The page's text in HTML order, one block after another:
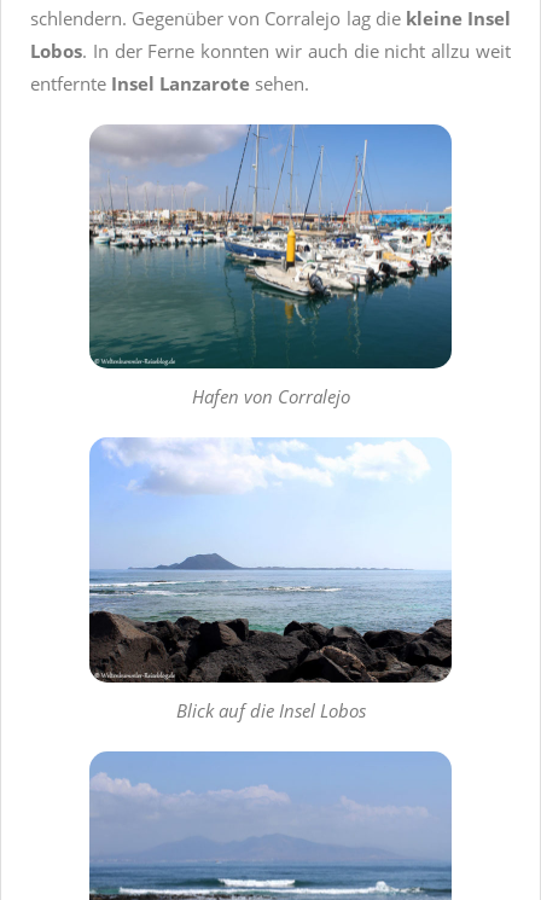
schlendern. Gegenüber von Corralejo lag die kleine Insel
Lobos. In der Ferne konnten wir auch die nicht allzu weit
entfernte Insel Lanzarote sehen.
Hafen von Corralejo
Blick auf die Insel Lobos